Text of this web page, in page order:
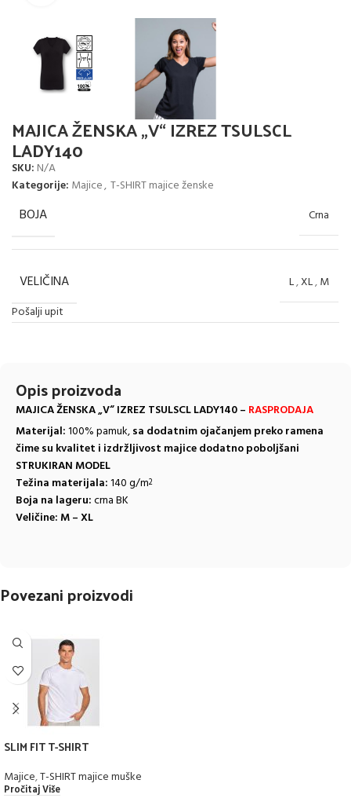
MAJICA ŽENSKA „V“ IZREZ TSULSCL
LADY140
SKU: N/A
Kategorije: Majice, T-SHIRT majice ženske
BOJA Crna
VELIČINA L,XL,M
Pošalji upit
Opis proizvoda
MAJICA ŽENSKA „V“ IZREZ TSULSCL LADY140 – RASPRODAJA
Materijal:100% pamuk,sa dodatnim ojačanjem preko ramena
čime su kvalitet i izdržljivost majice dodatno poboljšani
STRUKIRAN MODEL
Težina materijala:140 g/m2
Boja na lageru:crna BK
Veličine: M – XL
Povezani proizvodi
SLIM FIT T-SHIRT
Majice,T-SHIRT majice muške
Pročitaj Više